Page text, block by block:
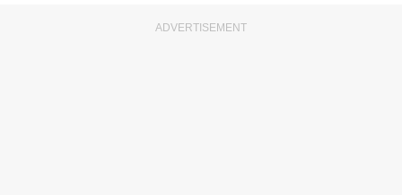
ADVERTISEMENT